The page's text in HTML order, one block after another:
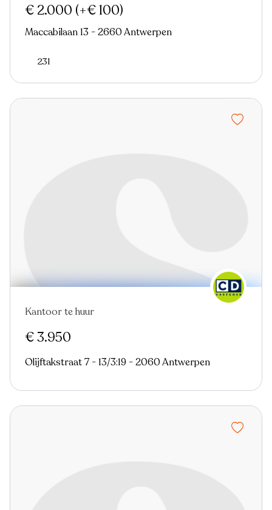
€ 2.000 (+€ 100)
Maccabilaan 13 - 2660 Antwerpen
231
Nieuw
Kantoor te huur
€ 3.950
Olijftakstraat 7 - 13/3:19 - 2060 Antwerpen